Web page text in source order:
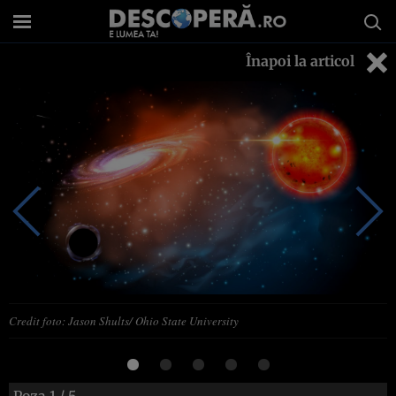
Înapoi la articol
Credit foto: Jason Shults/ Ohio State University